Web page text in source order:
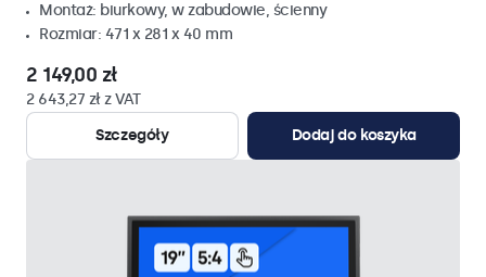
Montaż: biurkowy, w zabudowie, ścienny
Rozmiar: 471 x 281 x 40 mm
2 149,00 zł
2 643,27 zł z VAT
Szczegóły
Dodaj do koszyka